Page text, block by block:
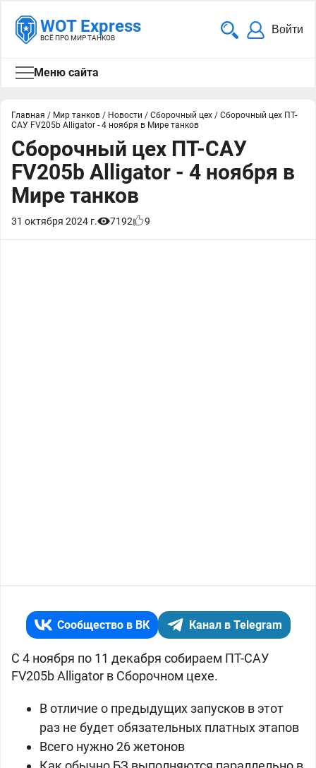
WOT Express
ВСЁ ПРО МИР ТАНКОВ
Войти
Меню сайта
Главная / Мир танков / Новости / Сборочный цех / Сборочный цех ПТ-
САУ FV205b Alligator - 4 ноября в Мире танков
Сборочный цех ПТ-САУ
FV205b Alligator - 4 ноября в
Мире танков
31 октября 2024 г. 7192 9
Сообщество в ВК Канал в Telegram
C 4 ноября по 11 декабря собираем ПТ-САУ
FV205b Alligator в Сборочном цехе.
В отличие о предыдущих запусков в этот
раз не будет обязательных платных этапов
Всего нужно 26 жетонов